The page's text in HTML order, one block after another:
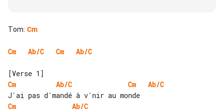
Tom: Cm
Cm Ab/C Cm Ab/C
Cm
Ab/C Cm
Ab/C
Cm
Ab/C